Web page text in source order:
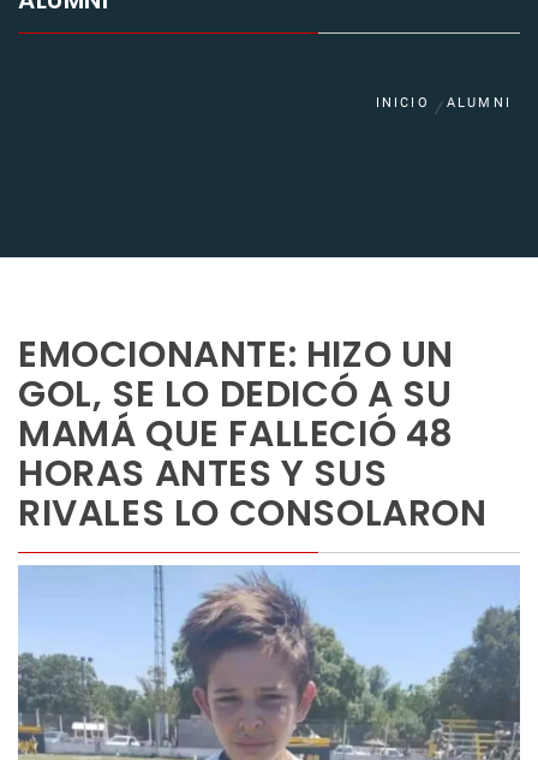
INICIO ALUMNI
EMOCIONANTE: HIZO UN
GOL, SE LO DEDICÓ A SU
MAMÁ QUE FALLECIÓ 48
HORAS ANTES Y SUS
RIVALES LO CONSOLARON